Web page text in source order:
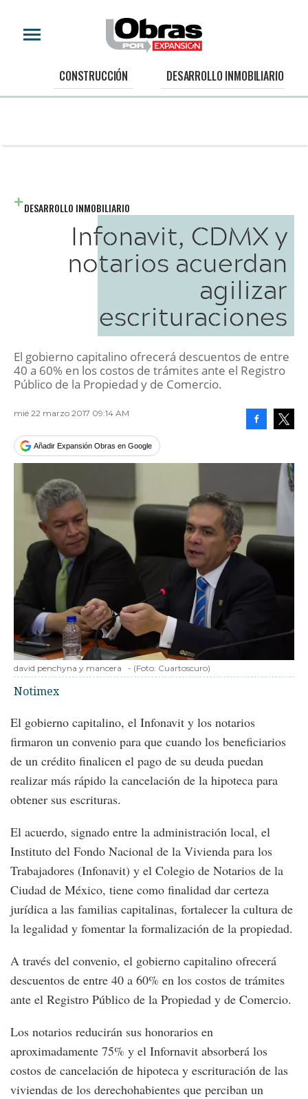
CONSTRUCCIÓN DESARROLLO INMOBILIARIO
DESARROLLO INMOBILIARIO
Infonavit, CDMX y
notarios acuerdan
agilizar
escrituraciones
El gobierno capitalino ofrecerá descuentos de entre
40 a 60% en los costos de trámites ante el Registro
Público de la Propiedad y de Comercio.
mié 22 marzo 2017 09:14 AM
Añadir Expansión Obras en Google
david penchyna y mancera - (Foto: Cuartoscuro)
Notimex
El gobierno capitalino, el Infonavit y los notarios
firmaron un convenio para que cuando los beneficiarios
de un crédito finalicen el pago de su deuda puedan
realizar más rápido la cancelación de la hipoteca para
obtener sus escrituras.
El acuerdo, signado entre la administración local, el
Instituto del Fondo Nacional de la Vivienda para los
Trabajadores (Infonavit) y el Colegio de Notarios de la
Ciudad de México, tiene como finalidad dar certeza
jurídica a las familias capitalinas, fortalecer la cultura de
la legalidad y fomentar la formalización de la propiedad.
A través del convenio, el gobierno capitalino ofrecerá
descuentos de entre 40 a 60% en los costos de trámites
ante el Registro Público de la Propiedad y de Comercio.
Los notarios reducirán sus honorarios en
aproximadamente 75% y el Infornavit absorberá los
costos de cancelación de hipoteca y escrituración de las
viviendas de los derechohabientes que perciban un